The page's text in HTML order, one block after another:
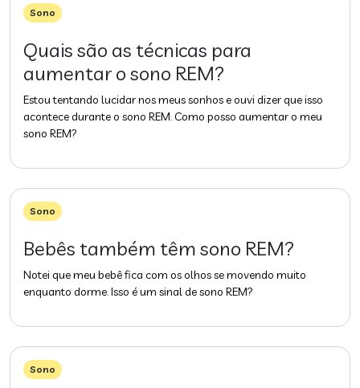
Sono
Quais são as técnicas para
aumentar o sono REM?
Estou tentando lucidar nos meus sonhos e ouvi dizer que isso
acontece durante o sono REM. Como posso aumentar o meu
sono REM?
Sono
Bebês também têm sono REM?
Notei que meu bebê fica com os olhos se movendo muito
enquanto dorme. Isso é um sinal de sono REM?
Sono